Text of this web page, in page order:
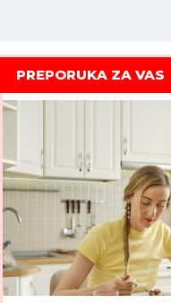
PREPORUKA ZA VAS